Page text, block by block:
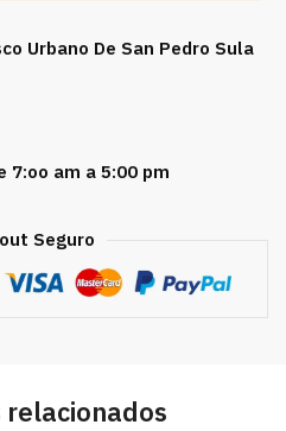
Urbano De San Pedro Sula
7:oo am a 5:00 pm
Seguro
relacionados